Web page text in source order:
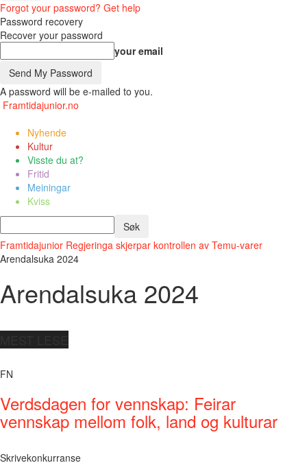
Forgot your password? Get help
Password recovery
Recover your password
your email
A password will be e-mailed to you.
Framtidajunior.no
Nyhende
Kultur
Visste du at?
Fritid
Meiningar
Kviss
Framtidajunior Regjeringa skjerpar kontrollen av Temu-varer
Arendalsuka 2024
Arendalsuka 2024
FN
Verdsdagen for vennskap: Feirar
vennskap mellom folk, land og kulturar
Skrivekonkurranse